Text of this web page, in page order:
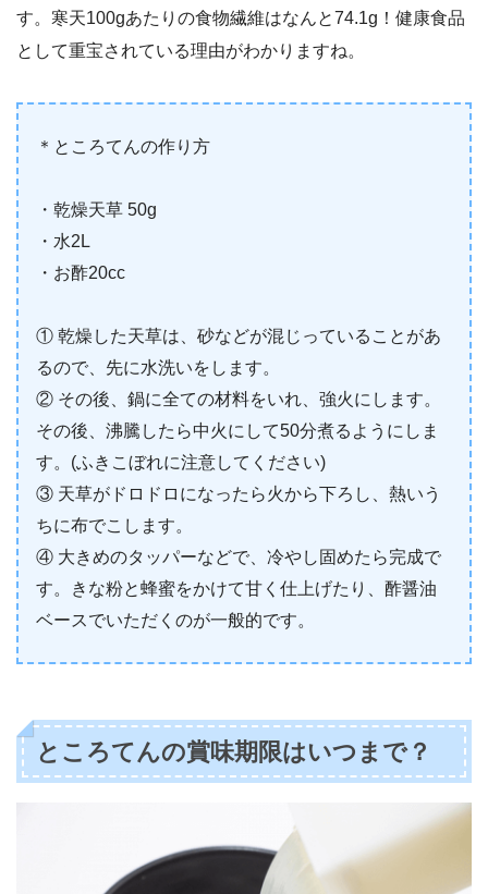
す。寒天100gあたりの食物繊維はなんと74.1g！健康食品
として重宝されている理由がわかりますね。
＊ところてんの作り方
・乾燥天草 50g
・水2L
・お酢20cc
① 乾燥した天草は、砂などが混じっていることがあ
るので、先に水洗いをします。
② その後、鍋に全ての材料をいれ、強火にします。
その後、沸騰したら中火にして50分煮るようにしま
す。(ふきこぼれに注意してください)
③ 天草がドロドロになったら火から下ろし、熱いう
ちに布でこします。
④ 大きめのタッパーなどで、冷やし固めたら完成で
す。きな粉と蜂蜜をかけて甘く仕上げたり、酢醤油
ベースでいただくのが一般的です。
ところてんの賞味期限はいつまで？